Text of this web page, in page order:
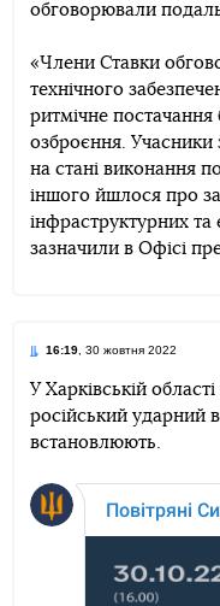
обговорювали
«Члени Ставки
технічного
ритмічне постачання
озброєння. Учасники
на стані виконання
іншого йшлося про
інфраструктурних та
зазначили в Офісі
16:19, 30 жовтня 2022
У Харківській
російський ударний
встановлюють.